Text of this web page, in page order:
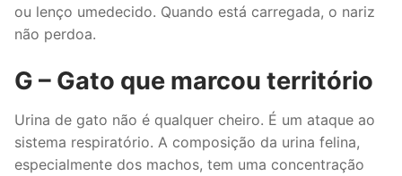
ou lenço umedecido. Quando está carregada, o nariz
não perdoa.
G – Gato que marcou território
Urina de gato não é qualquer cheiro. É um ataque ao
sistema respiratório. A composição da urina felina,
especialmente dos machos, tem uma concentração